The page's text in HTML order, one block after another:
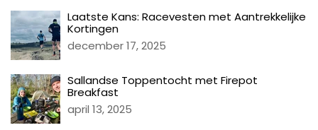
Laatste Kans: Racevesten met Aantrekkelijke
Kortingen
december 17, 2025
Sallandse Toppentocht met Firepot
Breakfast
april 13, 2025